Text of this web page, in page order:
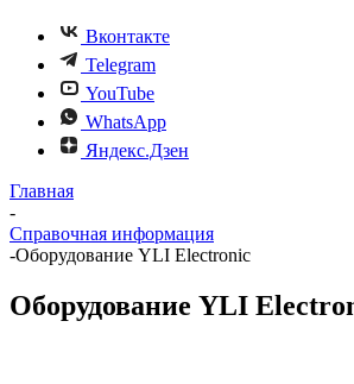
Вконтакте
Telegram
YouTube
WhatsApp
Яндекс.Дзен
Главная
-
Справочная информация
-Оборудование YLI Electronic
Оборудование YLI